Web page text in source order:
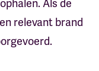
ophalen. Als de
relevant brand